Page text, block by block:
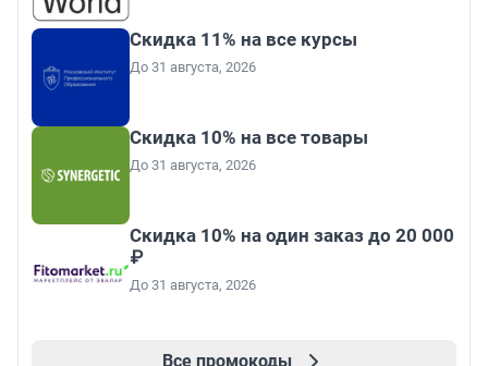
Скидка 11% на все курсы
До 31 августа, 2026
Скидка 10% на все товары
До 31 августа, 2026
Скидка 10% на один заказ до 20 000
₽
До 31 августа, 2026
Все промокоды